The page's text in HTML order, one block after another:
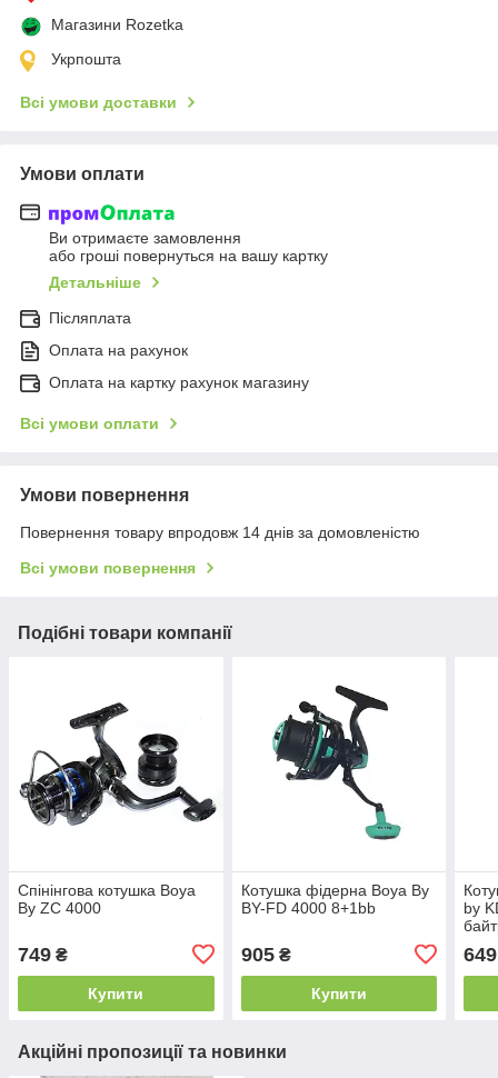
Магазини Rozetka
Укрпошта
Всі умови доставки
Умови оплати
Ви отримаєте замовлення
або гроші повернуться на вашу картку
Детальніше
Післяплата
Оплата на рахунок
Оплата на картку рахунок магазину
Всі умови оплати
Умови повернення
Повернення товару впродовж 14 днів за домовленістю
Всі умови повернення
Подібні товари компанії
Спінінгова котушка Boya
By ZC 4000
749 ₴
Купити
Котушка фідерна Boya By
BY-FD 4000 8+1bb
905₴
Купити
by
649
Акційні пропозиції та новинки